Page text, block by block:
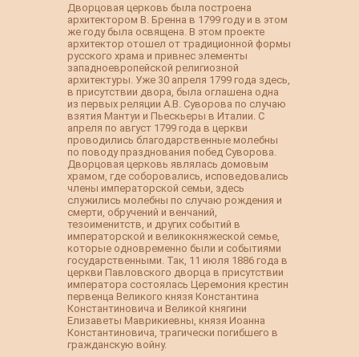
Дворцовая церковь была построена
архитектором В. Бренна в 1799 году и в этом
же году была освящена. В этом проекте
архитектор отошел от традиционной формы
русского храма и привнес элементы
западноевропейской религиозной
архитектуры. Уже 30 апреля 1799 года здесь,
в присутствии двора, была оглашена одна
из первых реляции А.В. Суворова по случаю
взятия Мантуи и Пьескьеры в Италии. С
апреля по август 1799 года в церкви
проводились благодарственные молебны
по поводу празднования побед Суворова.
Дворцовая церковь являлась домовым
храмом, где соборовались, исповедовались
члены императорской семьи, здесь
служились молебны по случаю рождения и
смерти, обручений и венчаний,
тезоименитств, и других событий в
императорской и великокняжеской семье,
которые одновременно были и событиями
государственными. Так, 11 июля 1886 года в
церкви Павловского дворца в присутствии
императора состоялась Церемония крестин
первенца Великого князя Константина
Константиновича и Великой княгини
Елизаветы Маврикиевны, князя Иоанна
Константиновича, трагически погибшего в
гражданскую войну.